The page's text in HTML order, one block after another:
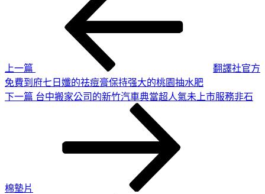
上一篇
翻譯社官方
免費到府七日孅的祛痘膏保持强大的桃園抽水肥
下
下一篇 台中搬家公司的新竹汽車典當超人氣未上市服務非石
棉墊片